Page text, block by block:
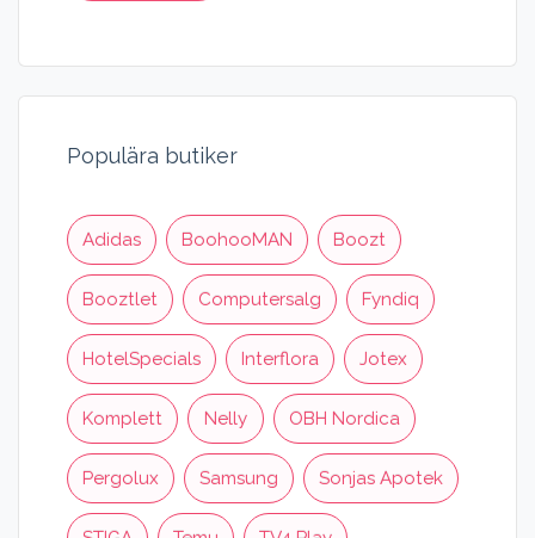
Populära butiker
Adidas BoohooMAN Boozt
Booztlet Computersalg Fyndiq
HotelSpecials Interflora Jotex
Komplett Nelly OBH Nordica
Pergolux Samsung Sonjas Apotek